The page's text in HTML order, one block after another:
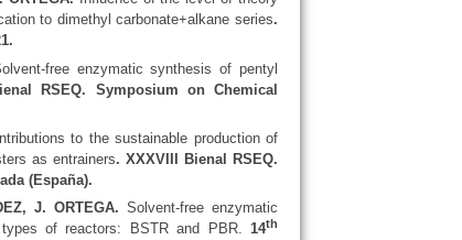
to dimethyl carbonate+alkane series.
free enzymatic synthesis of pentyl
RSEQ. Symposium on Chemical
to the sustainable production of
as entrainers. XXXVIII Bienal RSEQ.
(España).
J. ORTEGA. Solvent-free enzymatic
of reactors: BSTR and PBR. 14th